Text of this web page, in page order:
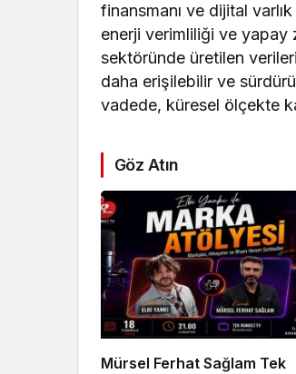
finansmanı ve dijital
enerji verimliliği ve yapay
sektöründe üretilen
daha erişilebilir ve
vadede, küresel ölçekte
Göz Atın
Mürsel Ferhat Sağlam Tek